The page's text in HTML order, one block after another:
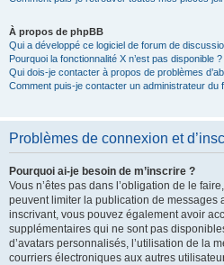
À propos de phpBB
Qui a développé ce logiciel de forum de
Pourquoi la fonctionnalité X n’est pas disponible ?
Qui dois-je contacter à propos de problèmes
Comment puis-je contacter un administrateur du
Problèmes de connexion et
Pourquoi ai-je besoin de m’inscrire ?
Vous n’êtes pas dans l’obligation de le
peuvent limiter la publication de messages
inscrivant, vous pouvez également avoir
supplémentaires qui ne sont pas
d’avatars personnalisés, l’utilisation de la
courriers électroniques aux autres